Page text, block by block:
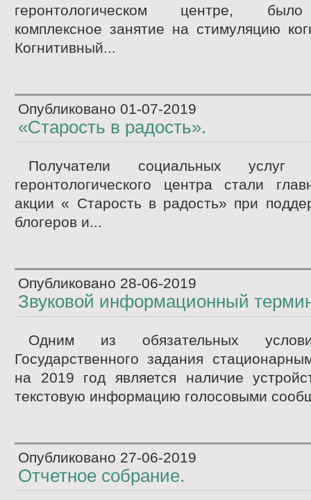
геронтологическом центре, было
комплексное занятие на стимуляцию
Когнитивный...
Опубликовано 01-07-2019
«Старость в радость».
Получатели социальных услуг
геронтологического центра стали
акции « Старость в радость» при
блогеров и...
Опубликовано 28-06-2019
Звуковой информационный
Одним из обязательных
Государственного задания
на 2019 год является наличие
текстовую информацию голосовыми
Опубликовано 27-06-2019
Отчетное собрание.